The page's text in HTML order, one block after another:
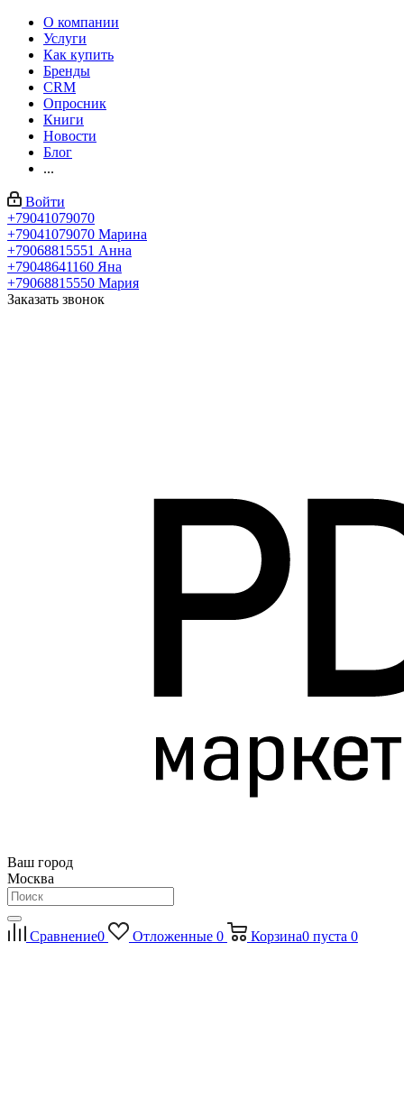
О компании
Услуги
Как купить
Бренды
CRM
Опросник
Книги
Новости
Блог
...
Войти
+79041079070
+79041079070 Марина
+79068815551 Анна
+79048641160 Яна
+79068815550 Мария
Заказать звонок
Ваш город
Москва
Сравнение0 Отложенные 0 Корзина0 пуста 0